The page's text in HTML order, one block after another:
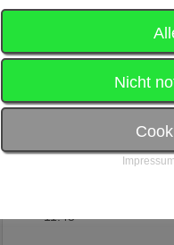
Feb. 15, 2026
11:45
Nicht
Impressum